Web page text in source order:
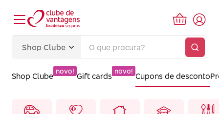
Shop Clube
novo!
Gift cards
novo!
Cupons de desconto